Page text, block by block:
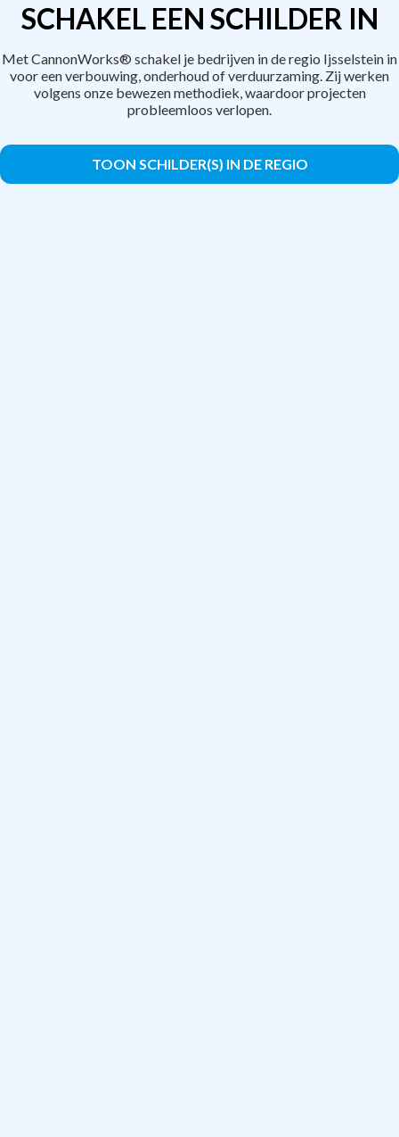
SCHAKEL EEN SCHILDER IN
Met CannonWorks® schakel je bedrijven in de regio Ijsselstein in
voor een verbouwing, onderhoud of verduurzaming. Zij werken
volgens onze bewezen methodiek, waardoor projecten
probleemloos verlopen.
TOON SCHILDER(S) IN DE REGIO